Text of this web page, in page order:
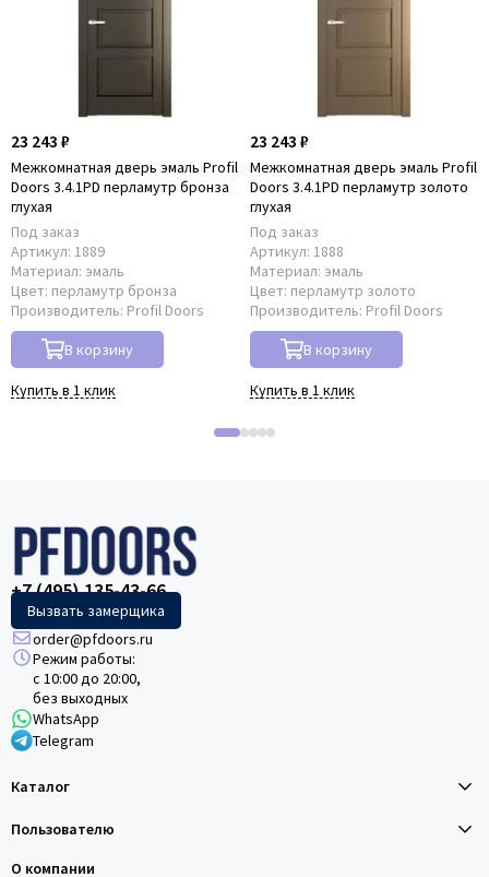
23 243 ₽
Межкомнатная дверь эмаль Profil
Doors 3.4.1PD перламутр бронза
глухая
Под заказ
Артикул: 1889
Материал: эмаль
Цвет: перламутр бронза
Производитель: Profil Doors
В корзину
Купить в 1 клик
23 243 ₽
Межкомнатная дверь эмаль Profil
Doors 3.4.1PD перламутр золото
глухая
Под заказ
Артикул: 1888
Материал: эмаль
Цвет: перламутр золото
Производитель: Profil Doors
В корзину
Купить в 1 клик
+7 (495) 135-43-66
Вызвать замерщика
order@pfdoors.ru
Режим работы:
с 10:00 до 20:00,
без выходных
WhatsApp
Telegram
Каталог
Пользователю
О компании